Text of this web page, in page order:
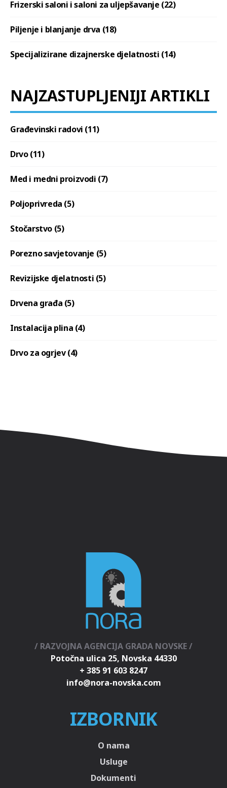
Frizerski saloni i saloni za uljepšavanje (22)
Piljenje i blanjanje drva (18)
Specijalizirane dizajnerske djelatnosti (14)
NAJZASTUPLJENIJI ARTIKLI
Građevinski radovi (11)
Drvo (11)
Med i medni proizvodi (7)
Poljoprivreda (5)
Stočarstvo (5)
Porezno savjetovanje (5)
Revizijske djelatnosti (5)
Drvena građa (5)
Instalacija plina (4)
Drvo za ogrjev (4)
/ RAZVOJNA AGENCIJA GRADA NOVSKE /
Potočna ulica 25, Novska 44330
+ 385 91 603 8247
IZBORNIK
O nama
Usluge
Dokumenti